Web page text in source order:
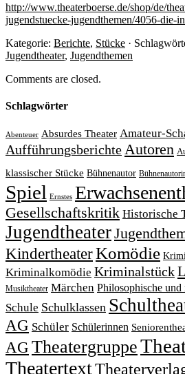
http://www.theaterboerse.de/shop/de/
jugendstuecke-jugendthemen/4056-die-
Kategorie: Berichte, Stücke ·
Jugendtheater, Jugendthemen
Comments are closed.
Schlagwörter
Abenteuer Absurdes Theater Amateur-
AufführungsberichteAutoren
klassischer Stücke Bühnenautor
Spiel Ernstes
Gesellschaftskritik Historische
Jugendtheater
KindertheaterKomödie
Kriminalkomödie Kriminalstück
Musiktheater Märchen Philosophische
Schule Schulklassen
AG Schüler Schülerinnen
AGTheatergruppe
Theatertext